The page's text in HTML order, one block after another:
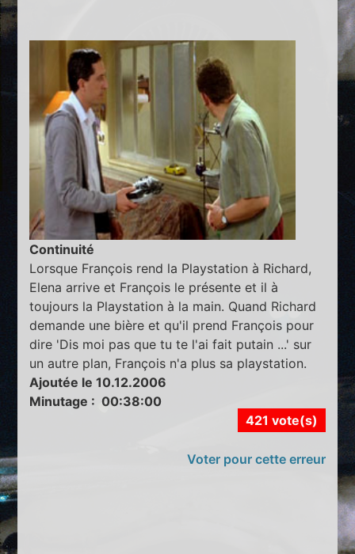
Continuité
Lorsque François rend la Playstation à Richard,
Elena arrive et François le présente et il à
toujours la Playstation à la main. Quand Richard
demande une bière et qu'il prend François pour
dire 'Dis moi pas que tu te l'ai fait putain ...' sur
un autre plan, François n'a plus sa playstation.
Ajoutée le 10.12.2006
Minutage : 00:38:00
421 vote(s)
Voter pour cette erreur